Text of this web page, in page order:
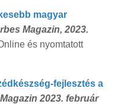
magyar
Magazin, 2023.
és nyomtatott
fejlesztés a
2023. február